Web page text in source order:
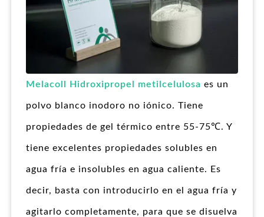
Melacoll Hidroxipropel metilcelulosa es un
polvo blanco inodoro no iónico. Tiene
propiedades de gel térmico entre 55-75℃. Y
tiene excelentes propiedades solubles en
agua fría e insolubles en agua caliente. Es
decir, basta con introducirlo en el agua fría y
agitarlo completamente, para que se disuelva